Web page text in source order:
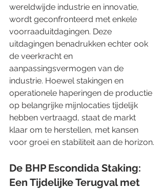
wereldwijde industrie en innovatie,
wordt geconfronteerd met enkele
voorraaduitdagingen. Deze
uitdagingen benadrukken echter ook
de veerkracht en
aanpassingsvermogen van de
industrie. Hoewel stakingen en
operationele haperingen de productie
op belangrijke mijnlocaties tijdelijk
hebben vertraagd, staat de markt
klaar om te herstellen, met kansen
voor groei en stabiliteit aan de horizon.
De BHP Escondida Staking:
Een Tijdelijke Terugval met